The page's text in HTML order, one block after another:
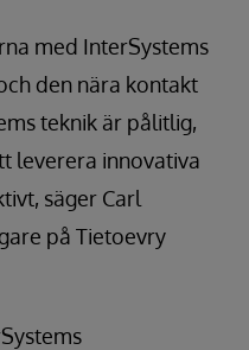
med InterSystems
den nära kontakt
teknik är pålitlig,
leverera innovativa
säger Carl
på Tietoevry